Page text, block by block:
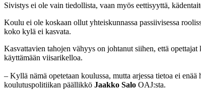
Sivistys ei ole vain tiedollista, vaan myös eettisyyttä,
Koulu ei ole koskaan ollut yhteiskunnassa passiivisessa
koko kylä ei kasvata.
Kasvattavien tahojen vähyys on johtanut siihen, että
käyttämään viisarikelloa.
– Kyllä nämä opetetaan koulussa, mutta arjessa tietoa ei
koulutuspolitiikan päällikkö Jaakko Salo OAJ:sta.